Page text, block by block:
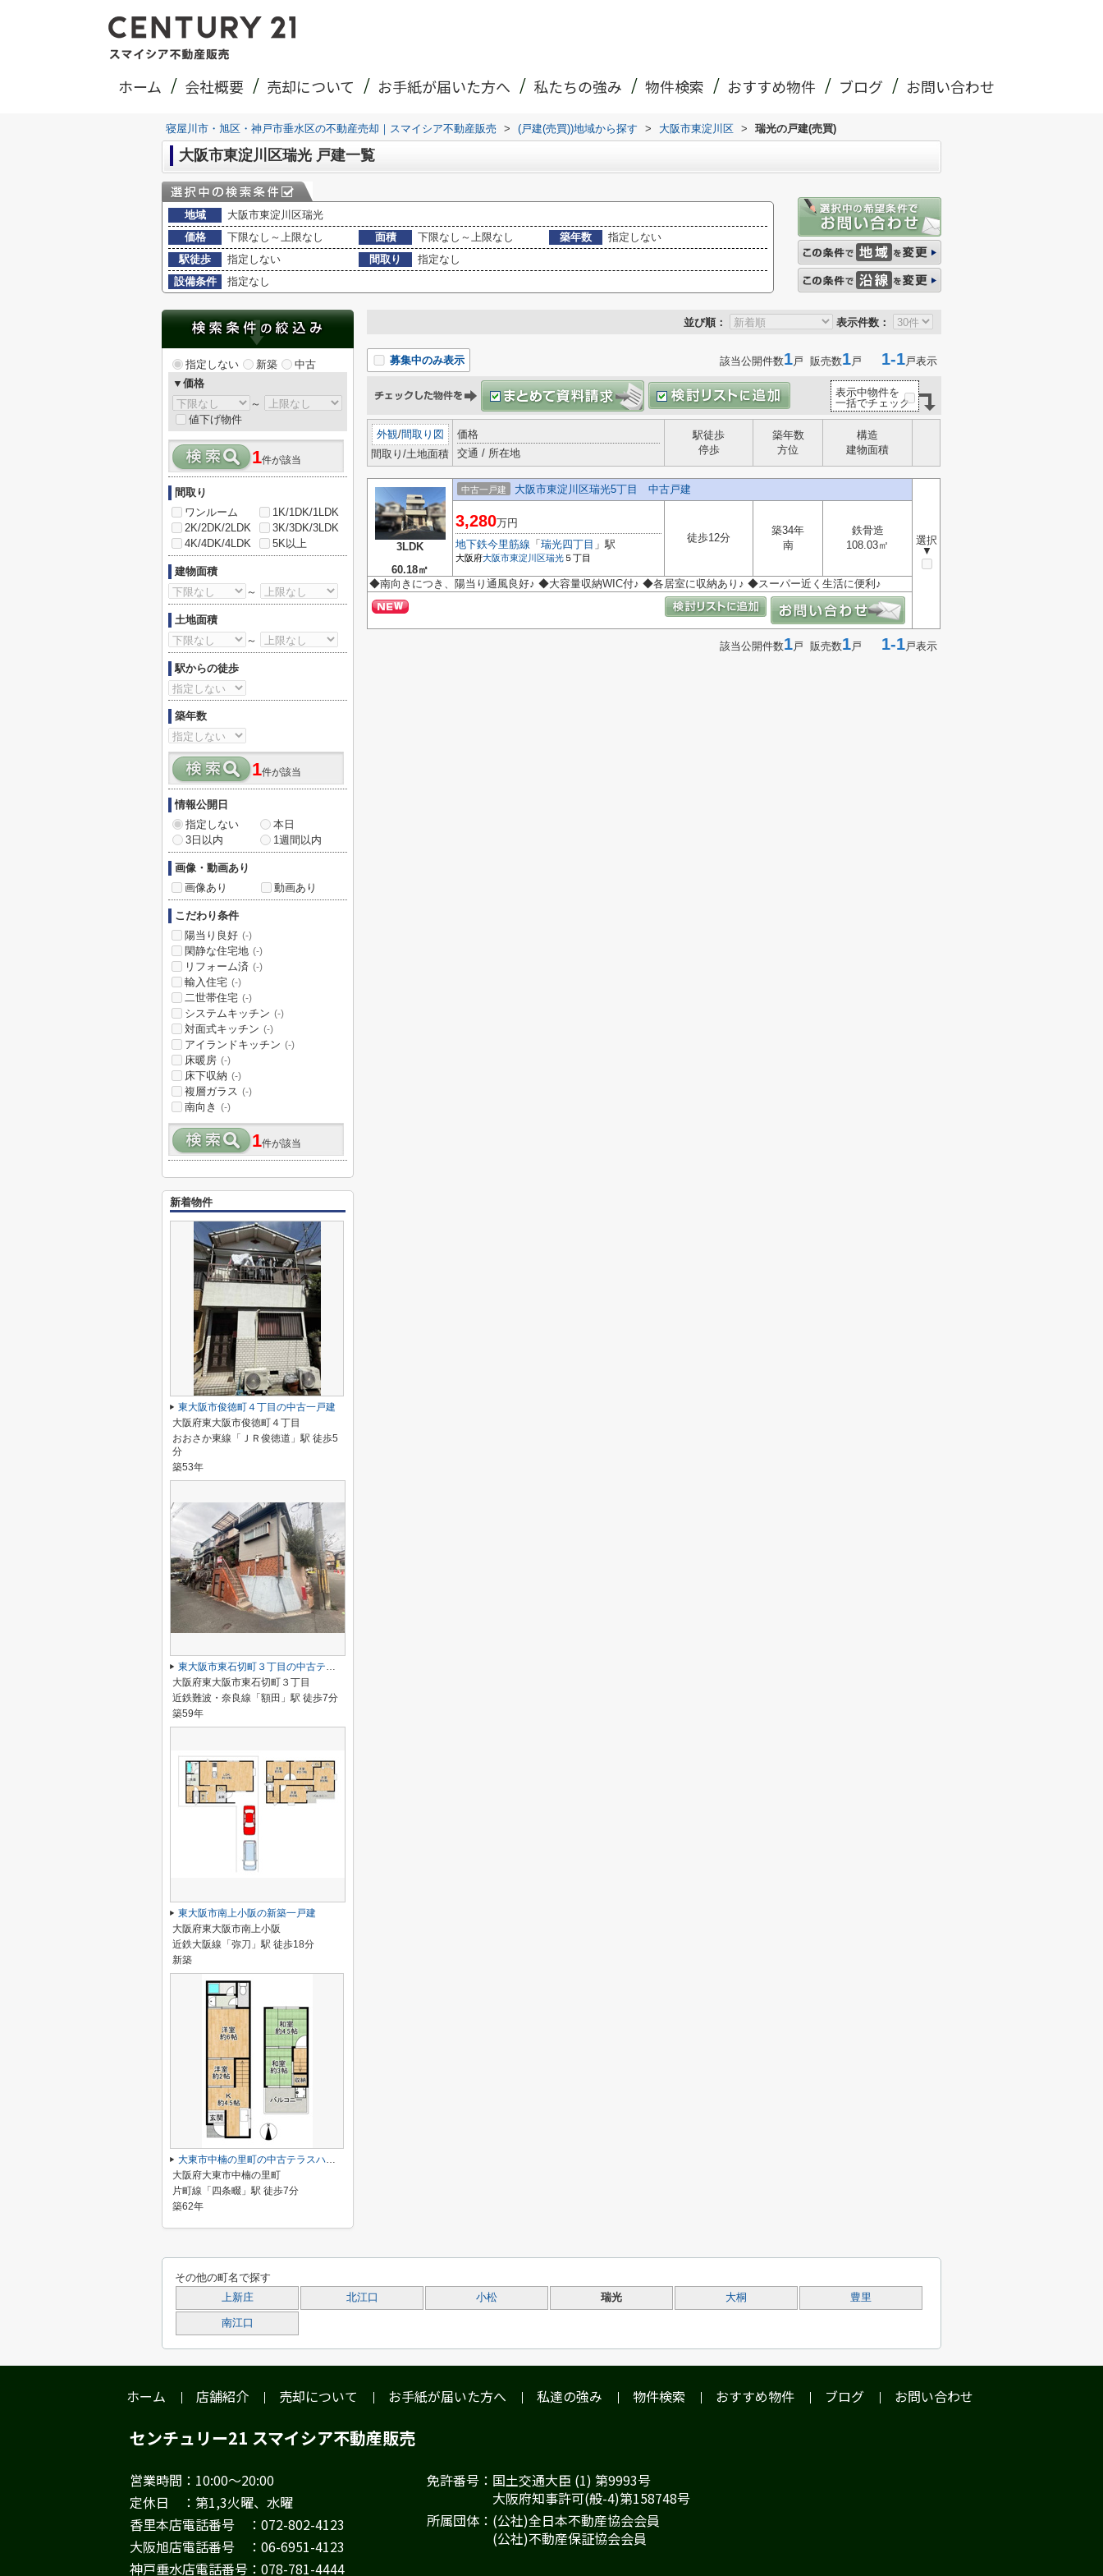
ホーム 会社概要 売却について お手紙が届いた方へ 私たちの強み 物件検索 おすすめ物件 ブログ お問い合わせ
寝屋川市・旭区・神戸市垂水区の不動産売却｜スマイシア不動産販売 > (戸建(売買))地域から探す > 大阪市東淀川区 > 瑞光の戸建(売買)
大阪市東淀川区瑞光 戸建一覧
地域
大阪市東淀川区瑞光
価格
下限なし～上限なし 面積 下限なし～上限なし 築年数
指定しない
駅徒歩
指定しない 間取り
指定なし
設備条件
指定なし
並び順： 表示件数：
募集中のみ表示 該当公開件数1戸 販売数1戸 1-1戸表示
表示中物件を
一括でチェック
外観/間取り図
間取り/土地面積
価格
交通 / 所在地
駅徒歩
停歩
築年数
方位
構造
建物面積
3LDK
60.18㎡
中古一戸建 大阪市東淀川区瑞光5丁目 中古戸建
選択
▼
3,280万円
地下鉄今里筋線 「 瑞光四丁目 」駅
大阪府大阪市東淀川区瑞光 ５丁目
徒歩12分
築34年
南
鉄骨造
108.03㎡
◆南向きにつき、陽当り通風良好♪ ◆大容量収納WIC付♪ ◆各居室に収納あり♪ ◆スーパー近く生活に便利♪
該当公開件数1戸 販売数1戸 1-1戸表示
指定しない 新築
中古
▼価格
～
値下げ物件
1件が該当
間取り
ワンルーム
1K/1DK/1LDK
2K/2DK/2LDK
3K/3DK/3LDK
4K/4DK/4LDK
5K以上
建物面積
～
土地面積
～
駅からの徒歩
築年数
1件が該当
情報公開日
指定しない
本日
3日以内
1週間以内
画像・動画あり
画像あり
動画あり
こだわり条件
陽当り良好 (-)
閑静な住宅地 (-)
リフォーム済 (-)
輸入住宅 (-)
二世帯住宅 (-)
システムキッチン (-)
対面式キッチン (-)
アイランドキッチン (-)
床暖房 (-)
床下収納 (-)
複層ガラス (-)
南向き (-)
1件が該当
新着物件
東大阪市俊徳町４丁目の中古一戸建
大阪府東大阪市俊徳町４丁目
おおさか東線「ＪＲ俊徳道」駅 徒歩5
分
築53年
東大阪市東石切町３丁目の中古テラスハウス
大阪府東大阪市東石切町３丁目
近鉄難波・奈良線「額田」駅 徒歩7分
築59年
東大阪市南上小阪の新築一戸建
大阪府東大阪市南上小阪
近鉄大阪線「弥刀」駅 徒歩18分
新築
大東市中楠の里町の中古テラスハウス
大阪府大東市中楠の里町
片町線「四条畷」駅 徒歩7分
築62年
その他の町名で探す
上新庄 北江口 小松 瑞光 大桐 豊里
南江口
ホーム 店舗紹介 売却について お手紙が届いた方へ 私達の強み 物件検索 おすすめ物件 ブログ お問い合わせ
センチュリー21 スマイシア不動産販売
営業時間：10:00～20:00
定休日 ：第1,3火曜、水曜
香里本店電話番号 ：072-802-4123
大阪旭店電話番号 ：06-6951-4123
神戸垂水店電話番号：078-781-4444
免許番号：国土交通大臣 (1) 第9993号
大阪府知事許可(般-4)第158748号
所属団体：(公社)全日本不動産協会会員
(公社)不動産保証協会会員